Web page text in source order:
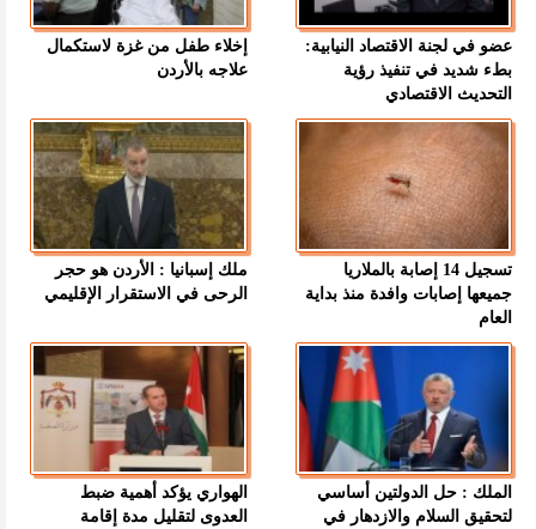
عضو في لجنة الاقتصاد النيابية:
بطء شديد في تنفيذ رؤية
التحديث الاقتصادي
إخلاء طفل من غزة لاستكمال
علاجه بالأردن
تسجيل 14 إصابة بالملاريا
جميعها إصابات وافدة منذ بداية
العام
ملك إسبانيا : الأردن هو حجر
الرحى في الاستقرار الإقليمي
الملك : حل الدولتين أساسي
لتحقيق السلام والازدهار في
الهواري يؤكد أهمية ضبط
العدوى لتقليل مدة إقامة